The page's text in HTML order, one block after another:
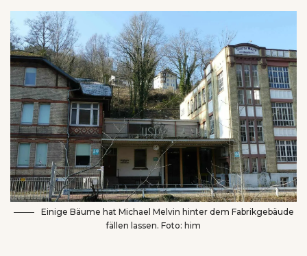
Einige Bäume hat Michael Melvin hinter dem Fabrikgebäude
fällen lassen. Foto: him